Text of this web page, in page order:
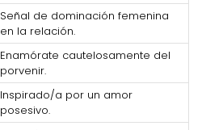
Señal de dominación femenina
en la relación.
Enamórate cautelosamente del
porvenir.
Inspirado/a por un amor
posesivo.